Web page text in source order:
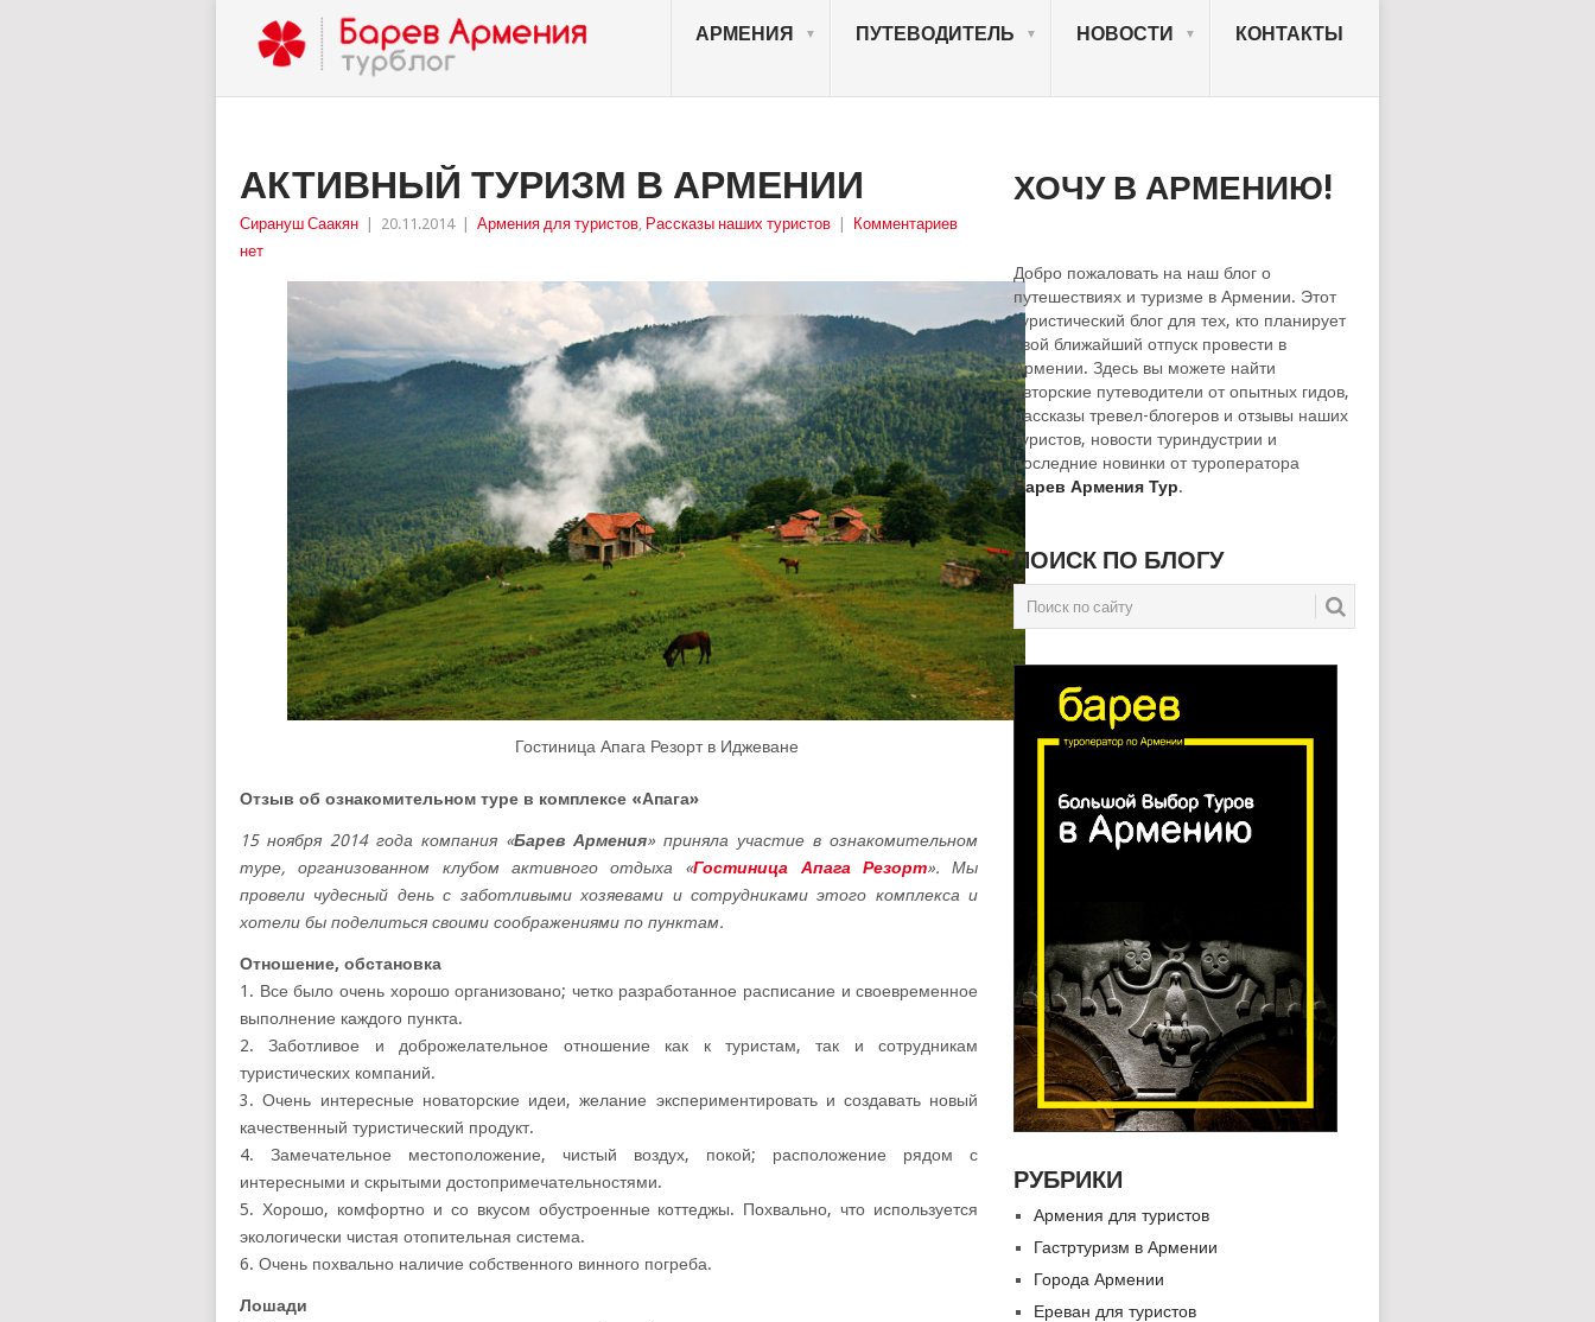
АРМЕНИЯ ПУТЕВОДИТЕЛЬ НОВОСТИ КОНТАКТЫ
АКТИВНЫЙ ТУРИЗМ В АРМЕНИИ
Сирануш Саакян 20.11.2014 Армения для туристов, Рассказы наших туристов
Комментариев
нет
Гостиница Апага Резорт в Иджеване
Отзыв об ознакомительном туре в комплексе «Апага»
15 ноября 2014 года компания «Барев Армения» приняла участие в ознакомительном
туре, организованном клубом активного отдыха «Гостиница Апага Резорт». Мы
провели чудесный день с заботливыми хозяевами и сотрудниками этого комплекса и
хотели бы поделиться своими соображениями по пунктам.
Отношение, обстановка
1. Все было очень хорошо организовано; четко разработанное расписание и своевременное
выполнение каждого пункта.
2. Заботливое и доброжелательное отношение как к туристам, так и сотрудникам
туристических компаний.
3. Очень интересные новаторские идеи, желание экспериментировать и создавать новый
качественный туристический продукт.
4. Замечательное местоположение, чистый воздух, покой; расположение рядом с
интересными и скрытыми достопримечательностями.
5. Хорошо, комфортно и со вкусом обустроенные коттеджы. Похвально, что используется
экологически чистая отопительная система.
6. Очень похвально наличие собственного винного погреба.
Лошади
ХОЧУ В АРМЕНИЮ!
Добро пожаловать на наш блог о
путешествиях и туризме в Армении. Этот
туристический блог для тех, кто планирует
свой ближайший отпуск провести в
Армении. Здесь вы можете найти
авторские путеводители от опытных гидов,
рассказы тревел-блогеров и отзывы наших
туристов, новости туриндустрии и
последние новинки от туроператора
Барев Армения Тур.
ПОИСК ПО БЛОГУ
РУБРИКИ
Армения для туристов
Гастртуризм в Армении
Города Армении
Ереван для туристов